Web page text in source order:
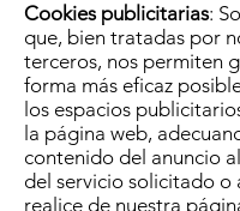
Cookies publicitarias:
que, bien tratadas por
terceros, nos permiten
forma más eficaz
los espacios
la página web,
contenido del anuncio
del servicio solicitado o
realice de nuestra